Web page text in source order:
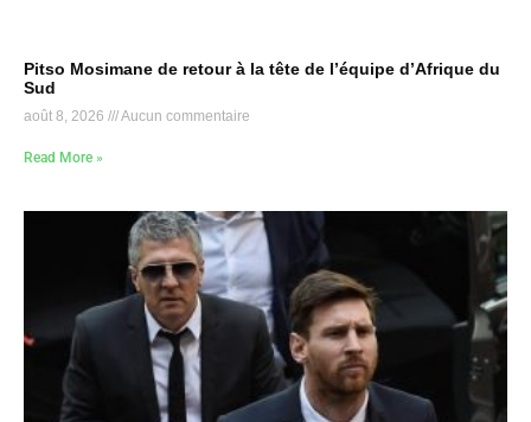
Pitso Mosimane de retour à la tête de l’équipe d’Afrique du
Sud
août 8, 2026 Aucun commentaire
Read More »